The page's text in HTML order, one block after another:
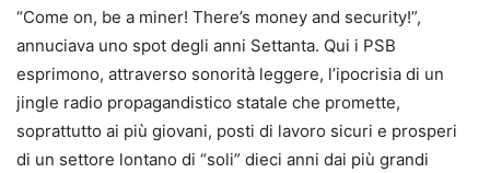
“Come on, be a miner! There’s money and security!”,
annuciava uno spot degli anni Settanta. Qui i PSB
esprimono, attraverso sonorità leggere, l’ipocrisia di un
jingle radio propagandistico statale che promette,
soprattutto ai più giovani, posti di lavoro sicuri e prosperi
di un settore lontano di “soli” dieci anni dai più grandi